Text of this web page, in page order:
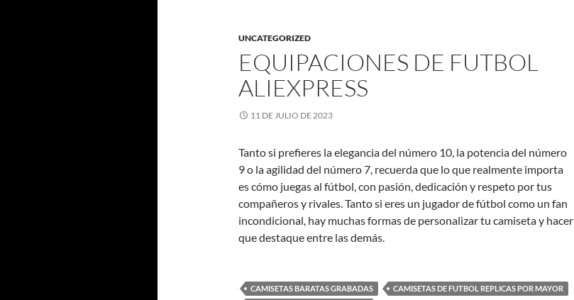
UNCATEGORIZED
EQUIPACIONES DE FUTBOL
ALIEXPRESS
11 DE JULIO DE 2023
Tanto si prefieres la elegancia del número 10, la potencia del número
9 o la agilidad del número 7, recuerda que lo que realmente importa
es cómo juegas al fútbol, con pasión, dedicación y respeto por tus
compañeros y rivales. Tanto si eres un jugador de fútbol como un fan
incondicional, hay muchas formas de personalizar tu camiseta y hacer
que destaque entre las demás.
CAMISETAS BARATAS GRABADAS
CAMISETAS DE FUTBOL REPLICAS POR MAYOR